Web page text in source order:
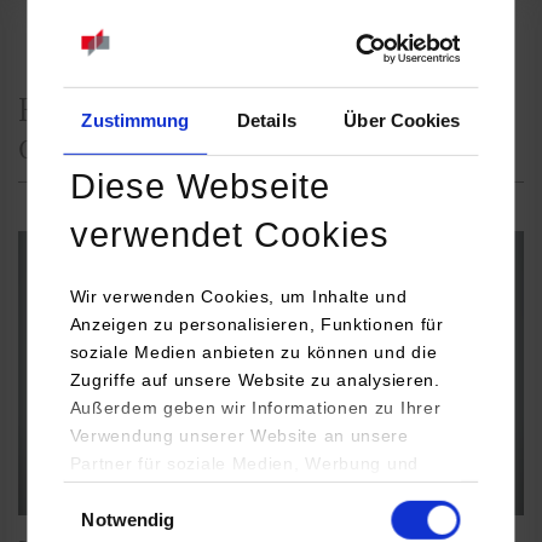
Zustimmung Details Über Cookies
Diese Webseite
verwendet Cookies
Wir verwenden Cookies, um Inhalte und
Anzeigen zu personalisieren, Funktionen für
soziale Medien anbieten zu können und die
Zugriffe auf unsere Website zu analysieren.
Außerdem geben wir Informationen zu Ihrer
Verwendung unserer Website an unsere
Partner für soziale Medien, Werbung und
YouTube, Google Maps) führen diese
Notwendig
Ringvorlesung 2024: Mittschnitte
der Veranstaltungen